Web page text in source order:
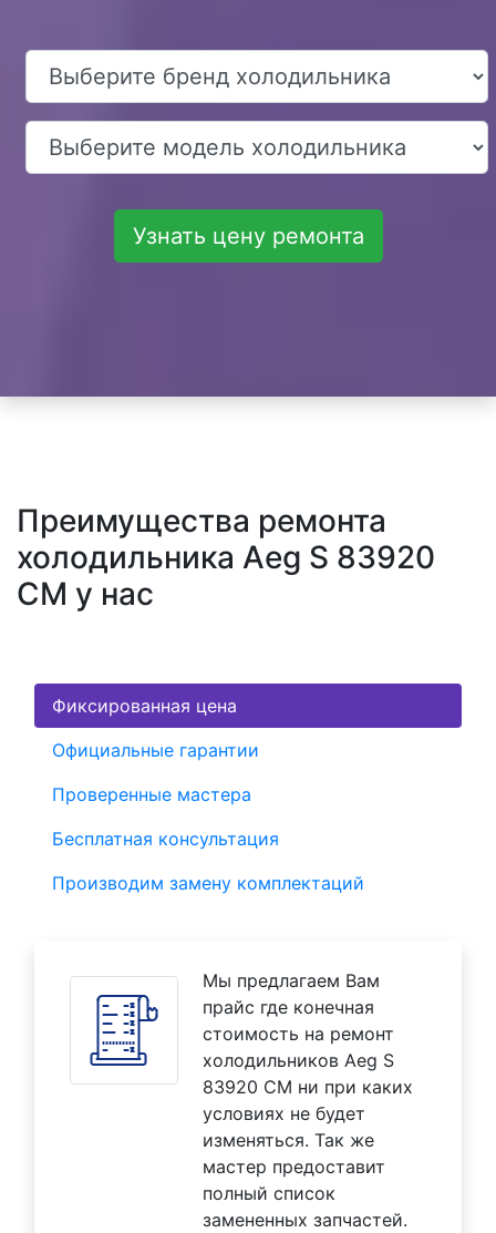
Узнать цену ремонта
Преимущества ремонта
холодильника Aeg S 83920
CM у нас
Фиксированная цена
Официальные гарантии
Проверенные мастера
Бесплатная консультация
Производим замену комплектаций
Мы предлагаем Вам
прайс где конечная
стоимость на ремонт
холодильников Aeg S
83920 CM ни при каких
условиях не будет
изменяться. Так же
мастер предоставит
полный список
замененных запчастей.